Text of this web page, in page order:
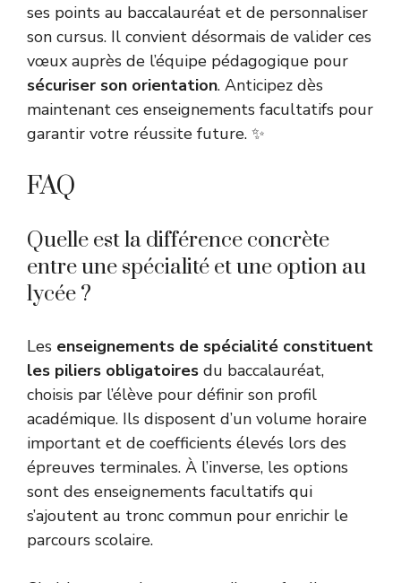
ses points au baccalauréat et de personnaliser
son cursus. Il convient désormais de valider ces
vœux auprès de l’équipe pédagogique pour
sécuriser son orientation. Anticipez dès
maintenant ces enseignements facultatifs pour
garantir votre réussite future. ✨
FAQ
Quelle est la différence concrète
entre une spécialité et une option au
lycée ?
Les enseignements de spécialité constituent
les piliers obligatoires du baccalauréat,
choisis par l’élève pour définir son profil
académique. Ils disposent d’un volume horaire
important et de coefficients élevés lors des
épreuves terminales. À l’inverse, les options
sont des enseignements facultatifs qui
s’ajoutent au tronc commun pour enrichir le
parcours scolaire.